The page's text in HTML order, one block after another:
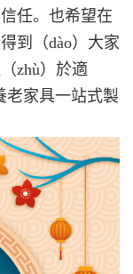
任。也希望在
到（dào）大家
zhù）於適
老家具一站式製